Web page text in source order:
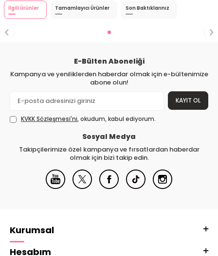
İlgili Ürünler Tamamlayıcı Ürünler Son Baktıklarınız
E-Bülten Aboneliği
Kampanya ve yeniliklerden haberdar olmak için e-bültenimize
abone olun!
KAYIT OL
KVKK Sözleşmesi'ni, okudum, kabul ediyorum.
Sosyal Medya
Takipçilerimize özel kampanya ve fırsatlardan haberdar
olmak için bizi takip edin.
Kurumsal
Hesabım